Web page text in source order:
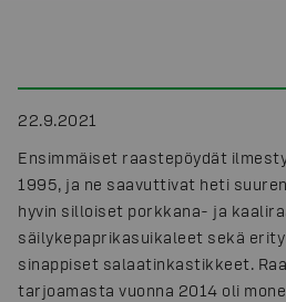
22.9.2021
Ensimmäiset raastepöydät
1995, ja ne saavuttivat heti
hyvin silloiset porkkana- ja
säilykepaprikasuikaleet sekä
sinappiset salaatinkastikkeet.
tarjoamasta vuonna 2014 oli